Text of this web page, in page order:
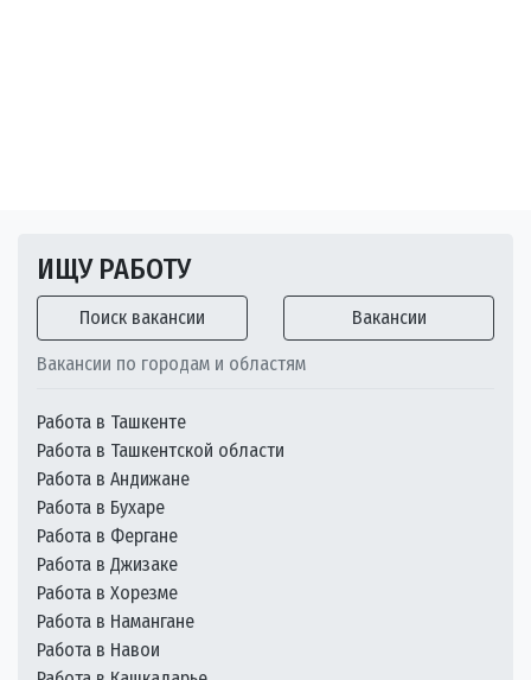
ИЩУ РАБОТУ
Поиск вакансии Вакансии
Вакансии по городам и областям
Работа в Ташкенте
Работа в Ташкентской области
Работа в Андижане
Работа в Бухаре
Работа в Фергане
Работа в Джизаке
Работа в Хорезме
Работа в Намангане
Работа в Навои